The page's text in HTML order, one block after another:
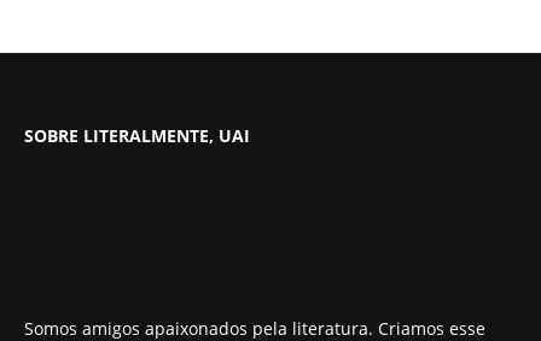
SOBRE LITERALMENTE, UAI
Somos amigos apaixonados pela literatura. Criamos esse